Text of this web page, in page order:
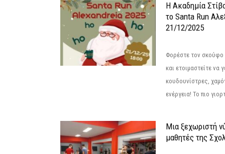
Η Ακαδημία
το Santa Run
21/12/2025
Φορέστε τον σκούφο
και ετοιμαστείτε να
κουδουνίστρες,
ενέργεια! Το πιο
Μια ξεχωριστή
μαθητές της